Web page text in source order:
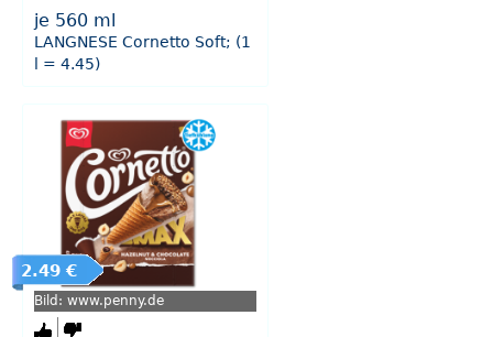
je 560 ml
LANGNESE Cornetto Soft; (1
l = 4.45)
2.49 €
Bild: www.penny.de